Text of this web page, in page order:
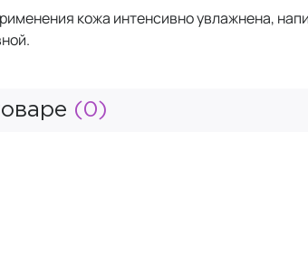
кожа интенсивно увлажнена,
(0)